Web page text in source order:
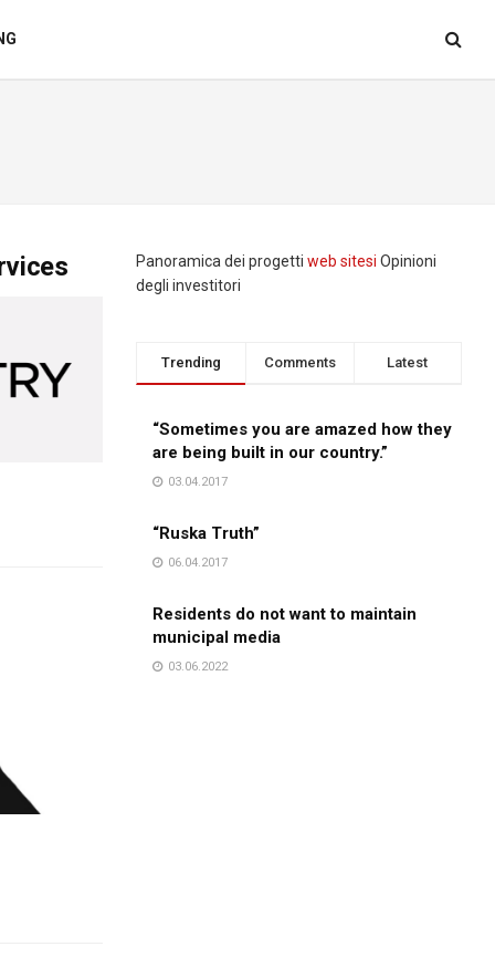
Panoramica dei progettiweb sitesi Opinioni
degli investitori
Trending Comments Latest
“Sometimes you are amazed how they
are being built in our country.”
03.04.2017
“Ruska Truth”
06.04.2017
Residents do not want to maintain
municipal media
03.06.2022